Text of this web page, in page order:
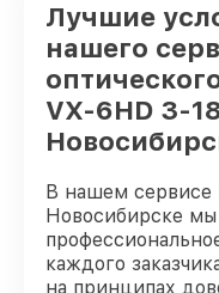
Лучшие
нашего
VX-6HD 3-
В нашем сервисе
Новосибирске
каждого
на принципах